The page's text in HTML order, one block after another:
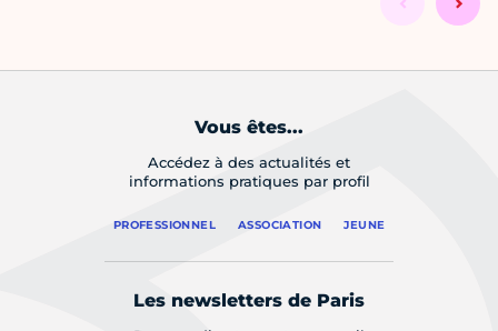
Vous êtes...
Accédez à des actualités et
informations pratiques par profil
PROFESSIONNEL ASSOCIATION JEUNE
Les newsletters de Paris